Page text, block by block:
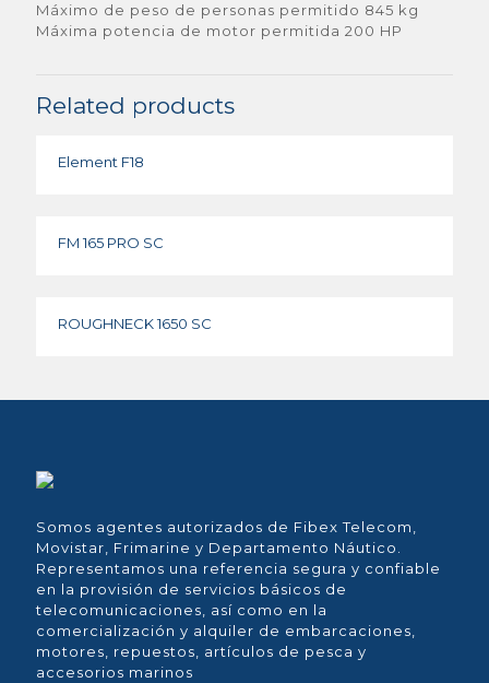
Máximo de peso de personas permitido 845 kg
Máxima potencia de motor permitida 200 HP
Related products
Element F18
FM 165 PRO SC
ROUGHNECK 1650 SC
Somos agentes autorizados de Fibex Telecom,
Movistar, Frimarine y Departamento Náutico.
Representamos una referencia segura y confiable
en la provisión de servicios básicos de
telecomunicaciones, así como en la
comercialización y alquiler de embarcaciones,
motores, repuestos, artículos de pesca y
accesorios marinos